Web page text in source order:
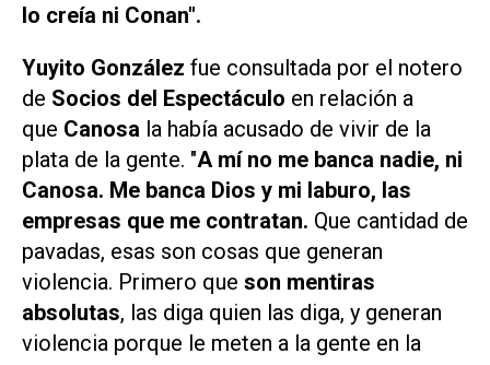
lo creía ni Conan".
Yuyito González fue consultada por el notero
de Socios del Espectáculo en relación a
que Canosa la había acusado de vivir de la
plata de la gente. "A mí no me banca nadie, ni
Canosa. Me banca Dios y mi laburo, las
empresas que me contratan. Que cantidad de
pavadas, esas son cosas que generan
violencia. Primero que son mentiras
absolutas, las diga quien las diga, y generan
violencia porque le meten a la gente en la